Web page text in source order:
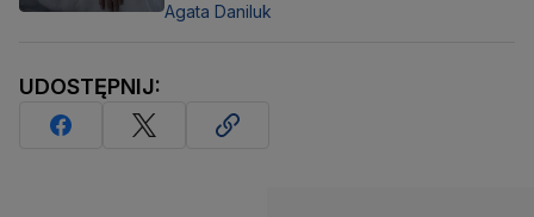
Agata Daniluk
UDOSTĘPNIJ: